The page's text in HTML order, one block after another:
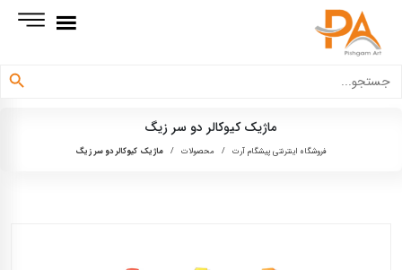
برای:
دکمه جستجو
ماژیک کیوکالر دو سر زیگ
فروشگاه اینترنتی پیشگام آرت / محصولات / ماژیک کیوکالر دو سر زیگ